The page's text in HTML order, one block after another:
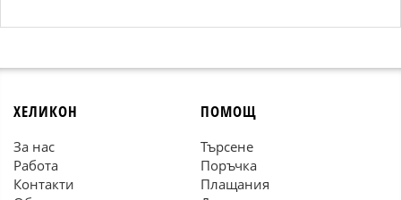
ХЕЛИКОН
За нас
Работа
Контакти
ПОМОЩ
Търсене
Поръчка
Плащания